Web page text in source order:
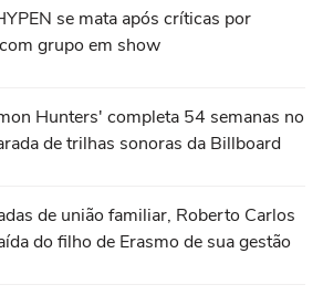
se mata após críticas por
grupo em show
Hunters' completa 54 semanas no
de trilhas sonoras da Billboard
de união familiar, Roberto Carlos
do filho de Erasmo de sua gestão